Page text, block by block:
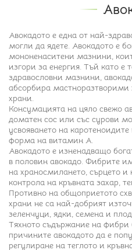
Авокадото е една от най-
могли да ядете. Авокадото е
мононенаситени мазнини,
изгори за енергия. Тъй като е
здравословни мазнини,
абсорбира мастноразтворими
храни.
Консумацията на цяло свежо
доматен сос или със сурови
усвояването на
форма на витамин А.
Авокадото е изненадващо
в половин авокадо. Фибрите
на храносмилането, сърцето
контрола на кръвната захар,
Противно на общоприетото
храни не са най-добрият
зеленчуци, ядки, семена и
Тяхното съдържание на
причините авокадото да е
регулиране на теглото и